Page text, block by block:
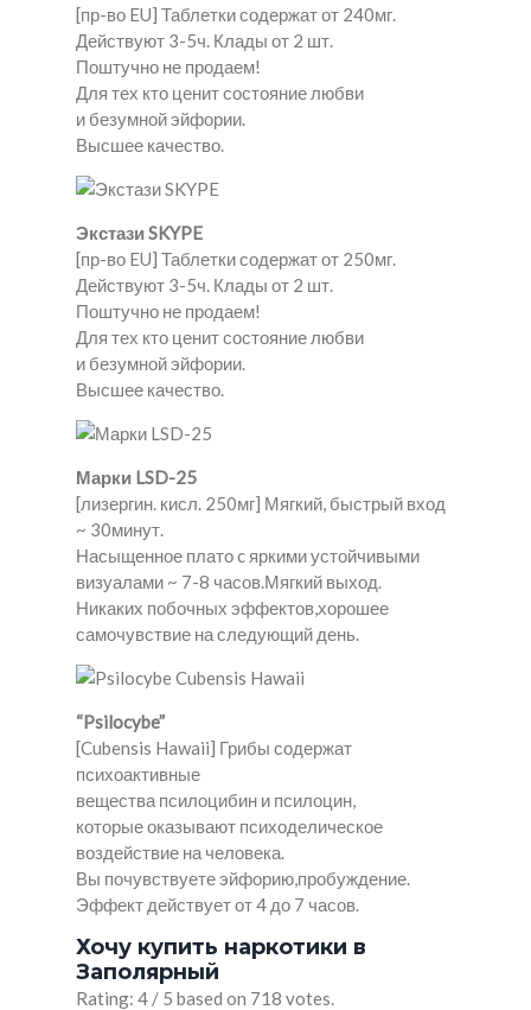
[пр-во EU] Таблетки содержат от 240мг.
Действуют 3-5ч. Клады от 2 шт.
Поштучно не продаем!
Для тех кто ценит состояние любви
и безумной эйфории.
Высшее качество.
Экстази SKYPE
[пр-во EU] Таблетки содержат от 250мг.
Действуют 3-5ч. Клады от 2 шт.
Поштучно не продаем!
Для тех кто ценит состояние любви
и безумной эйфории.
Высшее качество.
Марки LSD-25
[лизергин. кисл. 250мг] Мягкий, быстрый вход
~ 30минут.
Насыщенное плато c яркими устойчивыми
визуалами ~ 7-8 часов.Мягкий выход.
Никаких побочных эффектов,хорошее
самочувствие на следующий день.
“Psilocybe”
[Cubensis Hawaii] Грибы содержат
психоактивные
вещества псилоцибин и псилоцин,
которые оказывают психоделическое
воздействие на человека.
Вы почувствуете эйфорию,пробуждение.
Эффект действует от 4 до 7 часов.
Хочу купить наркотики в
Заполярный
Rating: 4 / 5 based on 718 votes.